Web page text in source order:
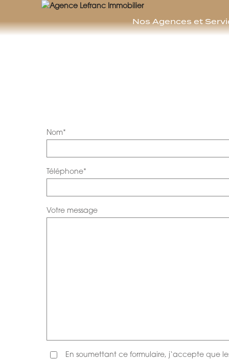
GOHEL / GRAND-GUILLOT / BASTARD – TÉL. 02 33 97 30 00
Nos Agences et
Nom*
Téléphone*
Votre message
En soumettant ce formulaire, j‘accepte que